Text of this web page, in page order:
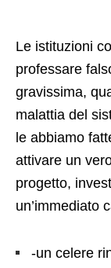
Le istituzioni
professare
gravissima,
malattia del
le abbiamo
attivare un
progetto,
un’immediato
-un celere